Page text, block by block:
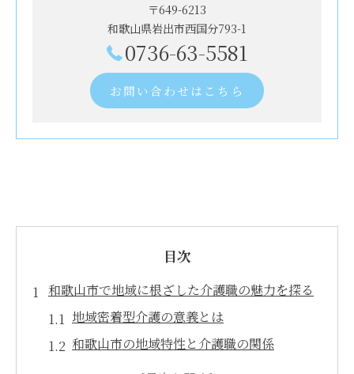
〒649-6213
和歌山県岩出市西国分793-1
0736-63-5581
お問い合わせはこちら
目次
和歌山市で地域に根ざした介護職の魅力を探る
地域密着型介護の意義とは
和歌山市の地域特性と介護職の関係